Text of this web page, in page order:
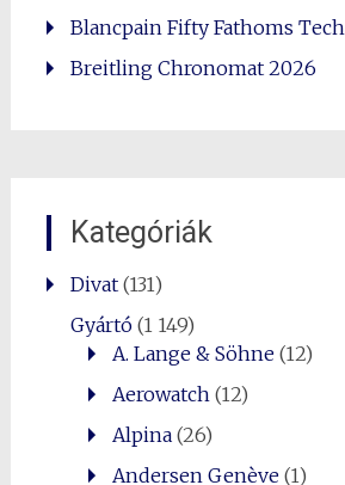
Blancpain Fifty Fathoms Tech
Breitling Chronomat 2026
Kategóriák
Divat(131)
Gyártó(1 149)
A. Lange & Söhne(12)
Aerowatch (12)
Alpina(26)
Andersen Genève(1)